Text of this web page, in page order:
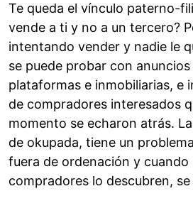
Te queda el vínculo paterno-
vende a ti y no a un tercero?
intentando vender y nadie le
se puede probar con
plataformas e inmobiliarias, e
de compradores interesados
momento se echaron atrás.
de okupada, tiene un
fuera de ordenación y cuando
compradores lo descubren,